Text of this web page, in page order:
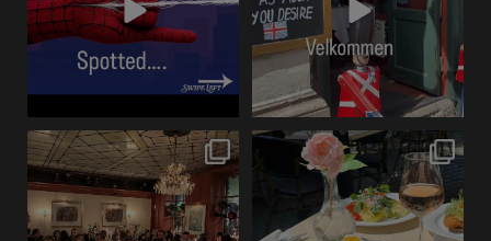
Endnu en smuk aften på
Restaurant Vita.
Fyldt...
6 0
Sommer i København
smager bedst med et
godt...
10 0